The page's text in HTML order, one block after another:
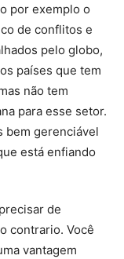
por exemplo o
de conflitos e
pelo globo,
países que tem
não tem
para esse setor.
bem gerenciável
está enfiando
de
contrario. Você
vantagem